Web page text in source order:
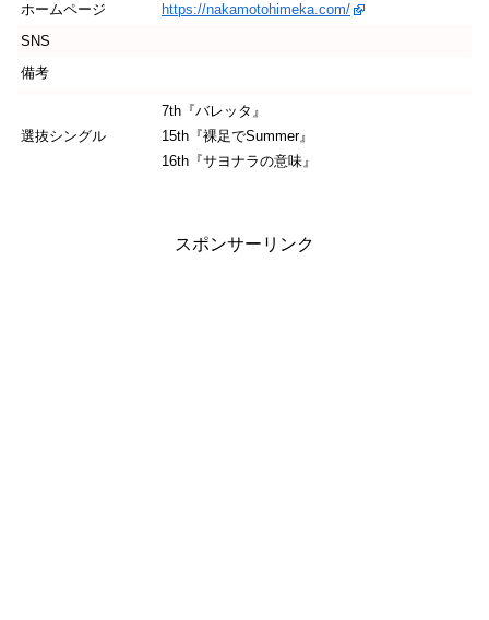
ホームページ
https://nakamotohimeka.com/
SNS
備考
選抜シングル
7th『バレッタ』
15th『裸足でSummer』
16th『サヨナラの意味』
スポンサーリンク